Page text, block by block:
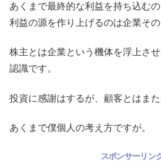
あくまで最終的な利益を持ち込む
利益の源を作り上げるのは企業その
株主とは企業という機体を浮上さ
認識です。
投資に感謝はするが、顧客とはまた
あくまで僕個人の考え方ですが。
スポンサーリン